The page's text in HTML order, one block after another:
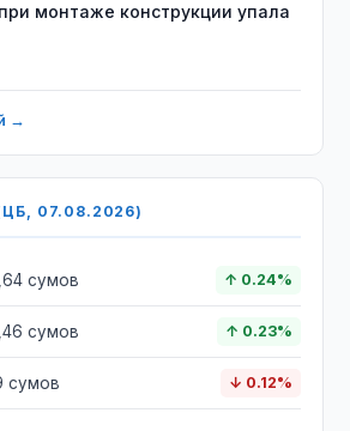
монтаже конструкции упала
→
07.08.2026)
сумов ↑ 0.24%
сумов ↑ 0.23%
сумов ↓ 0.12%